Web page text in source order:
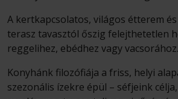
A kertkapcsolatos, világos étterem
terasz tavasztól őszig felejthetetlen
reggelihez, ebédhez vagy vacsorához.
Konyhánk filozófiája a friss, helyi
szezonális ízekre épül – séfjeink